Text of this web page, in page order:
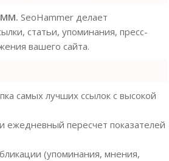
SeoHammer делает
статьи, упоминания, пресс-
вашего сайта.
самых лучших ссылок с высокой
ежедневный пересчет показателей
(упоминания, мнения,